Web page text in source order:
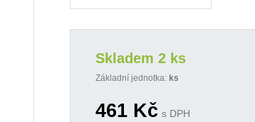
Skladem 2 ks
Základní jednotka: ks
461Kč s DPH